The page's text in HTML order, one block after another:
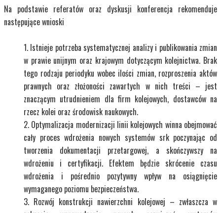
Na podstawie referatów oraz dyskusji konferencja rekomenduje
następujące wnioski
Istnieje potrzeba systematycznej analizy i publikowania zmian
w prawie unijnym oraz krajowym dotyczącym kolejnictwa. Brak
tego rodzaju periodyku wobec ilości zmian, rozproszenia aktów
prawnych oraz złożoności zawartych w nich treści – jest
znaczącym utrudnieniem dla firm kolejowych, dostawców na
rzecz kolei oraz środowisk naukowych.
Optymalizacja modernizacji linii kolejowych winna obejmować
cały proces wdrożenia nowych systemów srk poczynając od
tworzenia dokumentacji przetargowej, a skończywszy na
wdrożeniu i certyfikacji. Efektem będzie skrócenie czasu
wdrożenia i pośrednio pozytywny wpływ na osiągnięcie
wymaganego poziomu bezpieczeństwa.
Rozwój konstrukcji nawierzchni kolejowej – zwłaszcza w